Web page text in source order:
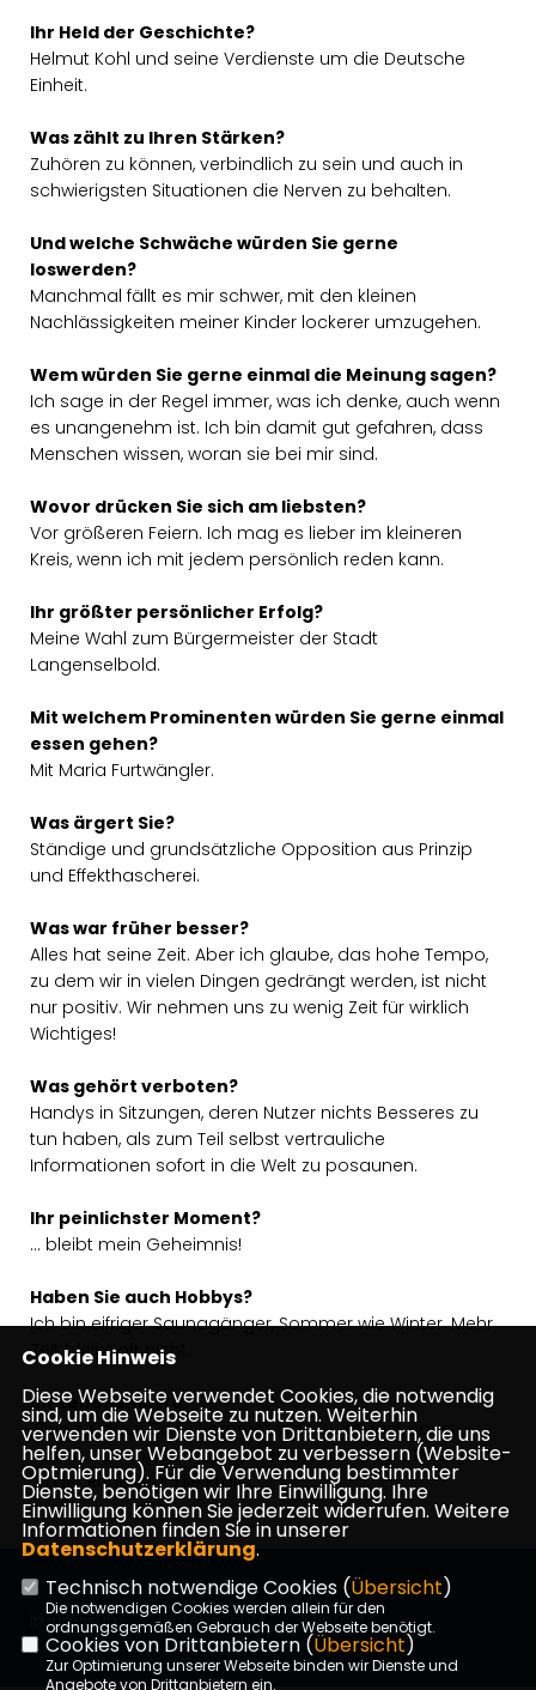
Ihr Held der Geschichte?
Helmut Kohl und seine Verdienste um die Deutsche
Einheit.
Was zählt zu Ihren Stärken?
Zuhören zu können, verbindlich zu sein und auch in
schwierigsten Situationen die Nerven zu behalten.
Und welche Schwäche würden Sie gerne
loswerden?
Manchmal fällt es mir schwer, mit den kleinen
Nachlässigkeiten meiner Kinder lockerer umzugehen.
Wem würden Sie gerne einmal die Meinung sagen?
Ich sage in der Regel immer, was ich denke, auch wenn
es unangenehm ist. Ich bin damit gut gefahren, dass
Menschen wissen, woran sie bei mir sind.
Wovor drücken Sie sich am liebsten?
Vor größeren Feiern. Ich mag es lieber im kleineren
Kreis, wenn ich mit jedem persönlich reden kann.
Ihr größter persönlicher Erfolg?
Meine Wahl zum Bürgermeister der Stadt
Langenselbold.
Mit welchem Prominenten würden Sie gerne einmal
essen gehen?
Mit Maria Furtwängler.
Was ärgert Sie?
Ständige und grundsätzliche Opposition aus Prinzip
und Effekthascherei.
Was war früher besser?
Alles hat seine Zeit. Aber ich glaube, das hohe Tempo,
zu dem wir in vielen Dingen gedrängt werden, ist nicht
nur positiv. Wir nehmen uns zu wenig Zeit für wirklich
Wichtiges!
Was gehört verboten?
Handys in Sitzungen, deren Nutzer nichts Besseres zu
tun haben, als zum Teil selbst vertrauliche
Informationen sofort in die Welt zu posaunen.
Ihr peinlichster Moment?
bleibt mein Geheimnis!
Haben Sie auch Hobbys?
Ich bin eifriger Saunagänger, Sommer wie Winter. Mehr
Zeit bleibt oft nicht.
Ihr Lebensmotto?
Sieh zu, dass Du bekommst, was Du magst, sonst
musst Du mögen, was Du bekommst“ (Mark Twain) und
In der Ruhe liegt die Kraft“.
Impressum Datenschutz Kontakt
Cookie Hinweis
Diese Webseite verwendet Cookies, die notwendig
sind, um die Webseite zu nutzen. Weiterhin
verwenden wir Dienste von Drittanbietern, die uns
helfen, unser Webangebot zu verbessern (Website-
Optmierung). Für die Verwendung bestimmter
Dienste, benötigen wir Ihre Einwilligung. Ihre
Einwilligung können Sie jederzeit widerrufen. Weitere
Informationen finden Sie in unserer
Datenschutzerklärung.
Technisch notwendige Cookies (Übersicht)
Die notwendigen Cookies werden allein für den
ordnungsgemäßen Gebrauch der Webseite benötigt.
Cookies von Drittanbietern (Übersicht)
Zur Optimierung unserer Webseite binden wir Dienste und
Angebote von Drittanbietern ein.